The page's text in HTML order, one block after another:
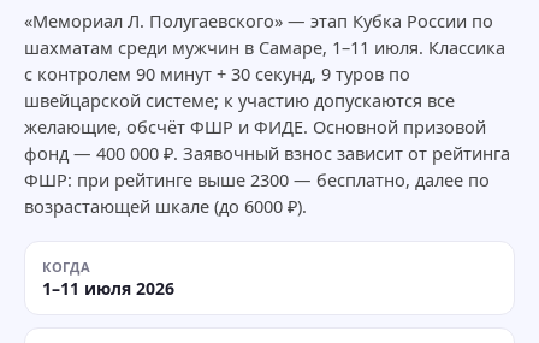
«Мемориал Л. Полугаевского» — этап Кубка России по
шахматам среди мужчин в Самаре, 1–11 июля. Классика
с контролем 90 минут + 30 секунд, 9 туров по
швейцарской системе; к участию допускаются все
желающие, обсчёт ФШР и ФИДЕ. Основной призовой
фонд — 400 000 ₽. Заявочный взнос зависит от рейтинга
ФШР: при рейтинге выше 2300 — бесплатно, далее по
возрастающей шкале (до 6000 ₽).
КОГДА
1–11 июля 2026